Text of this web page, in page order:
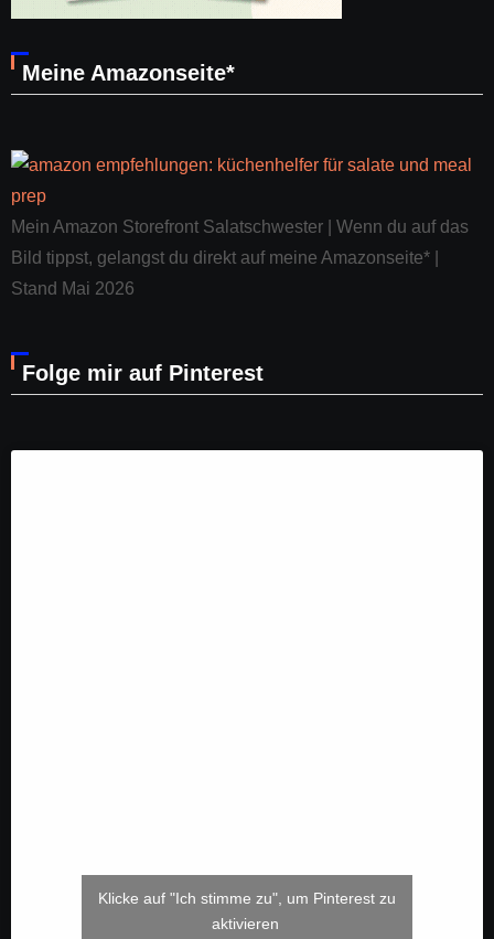
Meine Amazonseite*
Mein Amazon Storefront Salatschwester | Wenn du auf das
Bild tippst, gelangst du direkt auf meine Amazonseite* |
Stand Mai 2026
Folge mir auf Pinterest
Klicke auf "Ich stimme zu", um Pinterest zu
aktivieren